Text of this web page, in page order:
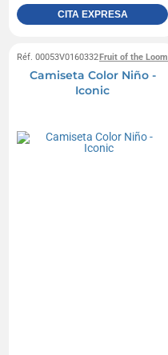
CITA EXPRESA
Fruit of the Loom
Réf. 00053V0160332
Camiseta Color Niño -
Iconic